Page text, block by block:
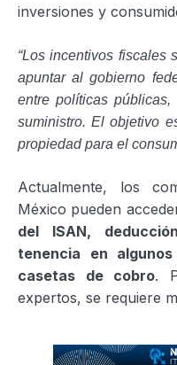
inversiones y
“Los incentivos fiscales
apuntar al gobierno
entre políticas
suministro. El objetivo
propiedad para el
Actualmente, los
México pueden
del ISAN,
tenencia en
casetas de cobro.
expertos, se requiere